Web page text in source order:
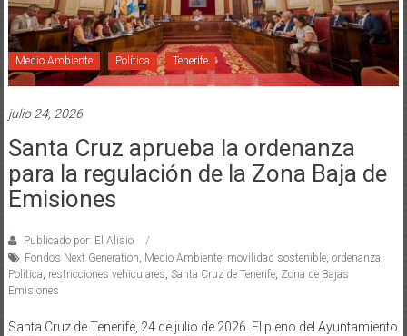
Medio Ambiente Política Tenerife
julio 24, 2026
Santa Cruz aprueba la ordenanza
para la regulación de la Zona Baja de
Emisiones
Publicado por: El Alisio
Fondos Next Generation, Medio Ambiente, movilidad sostenible, ordenanza,
Política, restricciones vehiculares, Santa Cruz de Tenerife, Zona de Bajas
Emisiones
Santa Cruz de Tenerife, 24 de julio de 2026. El pleno del Ayuntamiento